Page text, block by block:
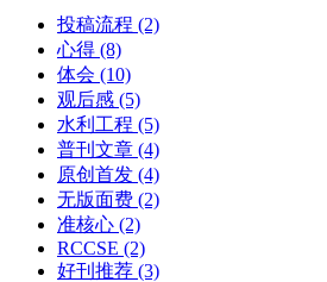
投稿流程 (2)
心得 (8)
体会 (10)
观后感 (5)
水利工程 (5)
普刊文章 (4)
原创首发 (4)
无版面费 (2)
准核心 (2)
RCCSE (2)
好刊推荐 (3)